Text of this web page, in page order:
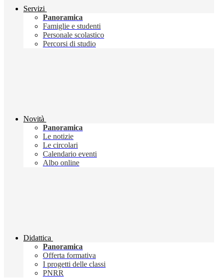
Servizi
Panoramica
Famiglie e studenti
Personale scolastico
Percorsi di studio
Novità
Panoramica
Le notizie
Le circolari
Calendario eventi
Albo online
Didattica
Panoramica
Offerta formativa
I progetti delle classi
PNRR